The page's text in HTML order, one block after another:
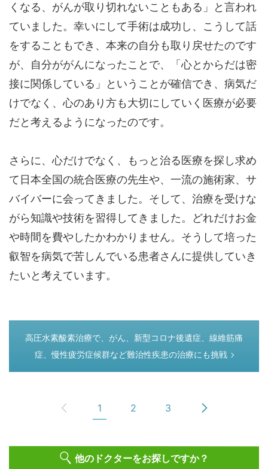
くなる、がんが取り切れないこともある」と言われ
ていました。幸いにして手術は成功し、こうして話
をすることもでき、本来の自分も取り戻せたのです
が、自分ががんになったことで、「心とからだは密
接に関係している」ということが確信でき、病気だ
けでなく、心のあり方も大切にしていく医療が必要
だと考えるようになったのです。
さらに、心だけでなく、もっと治る医療を探し求め
て日本全国の統合医療の先生や、一流の施術家、サ
バイバーに会ってきました。そして、治療を受けな
がら知識や技術を習得してきました。どれだけお金
や時間を費やしたかわかりません。そうして培った
叡智を病気で苦しんでいる患者さんに提供していき
たいと考えています。
つぎのページ
高圧水素酸素治療で、がん、新型コロナ後遺症、線維筋痛
症、慢性疲労症候群など難治性疾患の治療にも挑戦
1 2 3
他のドクターをお探しですか？